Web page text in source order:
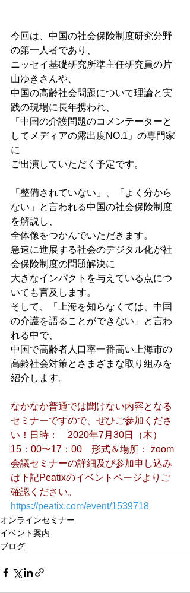
今回は、中国の社会保険制度研究分野
の第一人者であり、
ニッセイ基礎研究所準主任研究員の片
山ゆきさんや、
中国の高齢社会問題について理論と実
践の現場に長年携われ、
「中国の介護問題のコメンテーターと
してメディアの露出度NO.1」の専門家
に
ご出演していただく予定です。
「整備されていない」、「よく分から
ない」と言われる中国の社会保険制度
を解説し、
全体像をつかんでいただきます。
急速に進展する社会のデジタル化が社
会保険制度の問題解決に
大きなインパクトを与えている点につ
いても言及します。
そして、「上海を知らなくては、中国
の介護を語ることができない」と言わ
れる中で、
中国で高齢者人口率一番高い上海市の
高齢社会対策とさまざまな取り組みを
紹介します。
なかなか普通では聞けない内容となる
セミナーですので、ぜひご参加くださ
い！ 日時：　2020年7月30日（木）
15：00〜17：00 形式＆場所： zoom
会議セミナーの詳細及び参加申し込み
は下記Peatixのイベントページよりご
確認ください。
https://peatix.com/event/1539718
オンラインセミナー
イベント案内
ブログ